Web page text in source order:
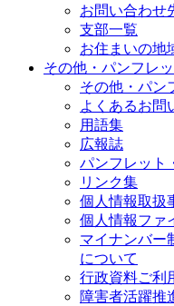
お問い合わせ
支部一覧
お住まいの地
その他・パンフレ
その他・パン
よくあるお問
用語集
広報誌
パンフレット
リンク集
個人情報取扱
個人情報ファ
マイナンバー
について
行政資料ご利
障害者活躍推